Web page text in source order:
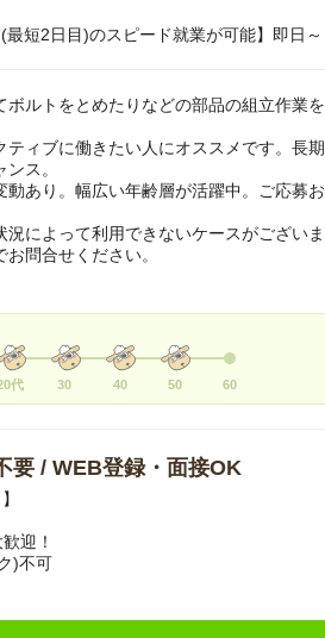
短2日目)のスピード就業が可能】即日～
ボルトをとめたりなどの部品の組立作業を
ィブに働きたい人にオススメです。長期
ス。
あり。幅広い年齢層が活躍中。ご応募お
によって利用できないケースがございま
問合せください。
代 30 40 50 60
要 / WEB登録・面接OK
迎！
)不可